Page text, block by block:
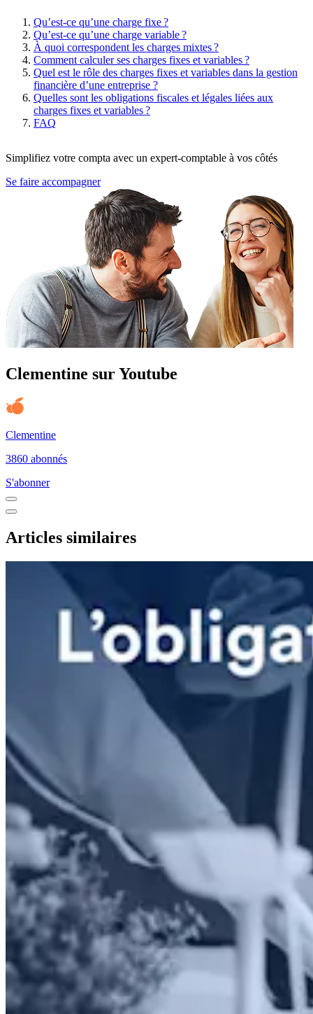
Qu’est-ce qu’une charge fixe ?
Qu’est-ce qu’une charge variable ?
À quoi correspondent les charges mixtes ?
Comment calculer ses charges fixes et variables ?
Quel est le rôle des charges fixes et variables dans la gestion
financière d’une entreprise ?
Quelles sont les obligations fiscales et légales liées aux
charges fixes et variables ?
FAQ
Simplifiez votre compta avec un expert-comptable à vos côtés
Se faire accompagner
Clementine sur Youtube
Clementine
3860 abonnés
S'abonner
Articles similaires